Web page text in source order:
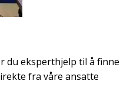
du eksperthjelp til å finne
fra våre ansatte